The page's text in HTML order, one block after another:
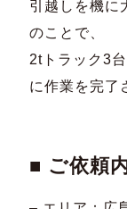
引越しを機に
のことで、
2tトラック3
に作業を完了
■ ご依頼